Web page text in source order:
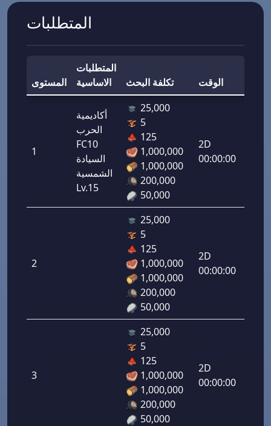
المتطلبات
المستوى
المتطلبات
الاساسية
تكلفة البحث الوقت
1
أكاديمية
الحرب
FC10
السيادة
الشمسية
Lv.15
25,000
5
125
1,000,000
1,000,000
200,000
50,000
2D
00:00:00
2
25,000
5
125
1,000,000
1,000,000
200,000
50,000
2D
00:00:00
3
25,000
5
125
1,000,000
1,000,000
200,000
50,000
2D
00:00:00